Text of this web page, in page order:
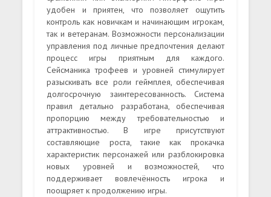
удобен и приятен, что позволяет ощутить
контроль как новичкам и начинающим игрокам,
так и ветеранам. Возможности персонализации
управления под личные предпочтения делают
процесс игры приятным для каждого.
Сейсманика трофеев и уровней стимулирует
разыскивать все роли геймплея, обеспечивая
долгосрочную заинтересованность. Система
правил детально разработана, обеспечивая
пропорцию между требовательностью и
аттрактивностью. В игре присутствуют
составляющие роста, такие как прокачка
характеристик персонажей или разблокировка
новых уровней и возможностей, что
поддерживает вовлечённость игрока и
поощряет к продолжению игры.